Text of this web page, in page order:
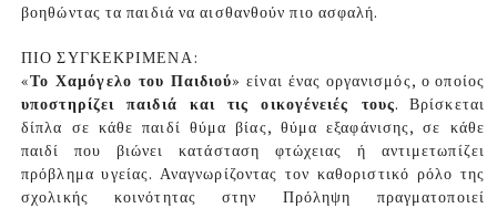
βοηθώντας τα παιδιά να αισθανθούν πιο ασφαλή.
ΠΙΟ ΣΥΓΚΕΚΡΙΜΕΝΑ:
«Το Χαμόγελο του Παιδιού» είναι ένας οργανισμός, ο οποίος
υποστηρίζει παιδιά και τις οικογένειές τους. Βρίσκεται
δίπλα σε κάθε παιδί θύμα βίας, θύμα εξαφάνισης, σε κάθε
παιδί που βιώνει κατάσταση φτώχειας ή αντιμετωπίζει
πρόβλημα υγείας. Αναγνωρίζοντας τον καθοριστικό ρόλο της
σχολικής κοινότητας στην Πρόληψη πραγματοποιεί